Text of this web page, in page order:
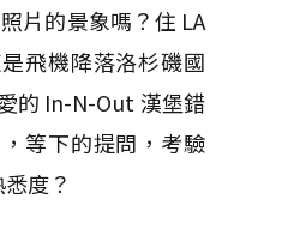
片的景象嗎？住 LA
飛機降落洛杉磯國
的 In-N-Out 漢堡錯
等下的提問，考驗
度？